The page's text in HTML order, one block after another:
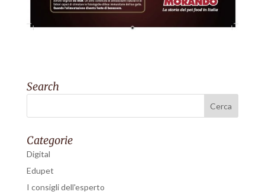
Search
Categorie
Digital
Edupet
I consigli dell'esperto